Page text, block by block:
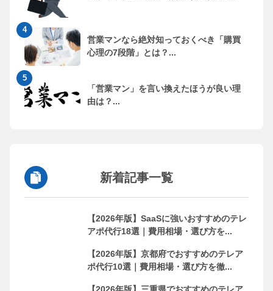
営業マンなら絶対知っておくべき「購買
心理の7段階」とは？...
「営業マン」を言い換えたほうが良い理
由は？...
新着記事一覧
【2026年版】SaaSに強いおすすめのテレ
アポ代行18選｜費用相場・選び方を...
【2026年版】京都府でおすすめのテレア
ポ代行10選｜費用相場・選び方を徹...
【2026年版】三重県でおすすめのテレア